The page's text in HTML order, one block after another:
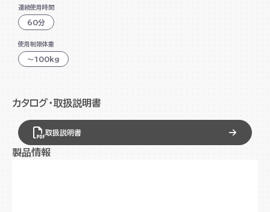
1～10km/hまで細かく速度調節可能
タブレットを置いてながら運動
グリップセンサーで心拍数を測定可能
折りたたみ可能
連続使用時間
60分
使用制限体重
～100kg
カタログ・取扱説明書
取扱説明書
製品情報